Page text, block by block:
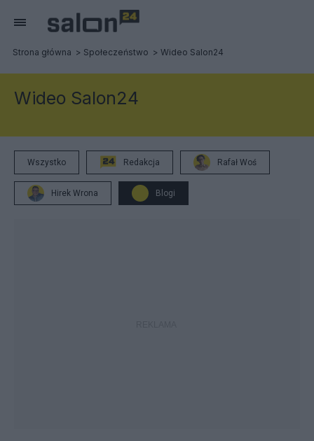
Strona główna Społeczeństwo Wideo Salon24
Wideo Salon24
Wszystko Redakcja Rafał Woś
Hirek Wrona Blogi